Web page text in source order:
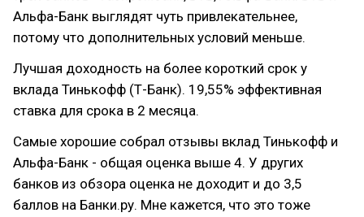
Альфа-Банк выглядят чуть привлекательнее,
потому что дополнительных условий меньше.
Лучшая доходность на более короткий срок у
вклада Тинькофф (Т-Банк). 19,55% эффективная
ставка для срока в 2 месяца.
Самые хорошие собрал отзывы вклад Тинькофф и
Альфа-Банк - общая оценка выше 4. У других
банков из обзора оценка не доходит и до 3,5
баллов на Банки.ру. Мне кажется, что это тоже